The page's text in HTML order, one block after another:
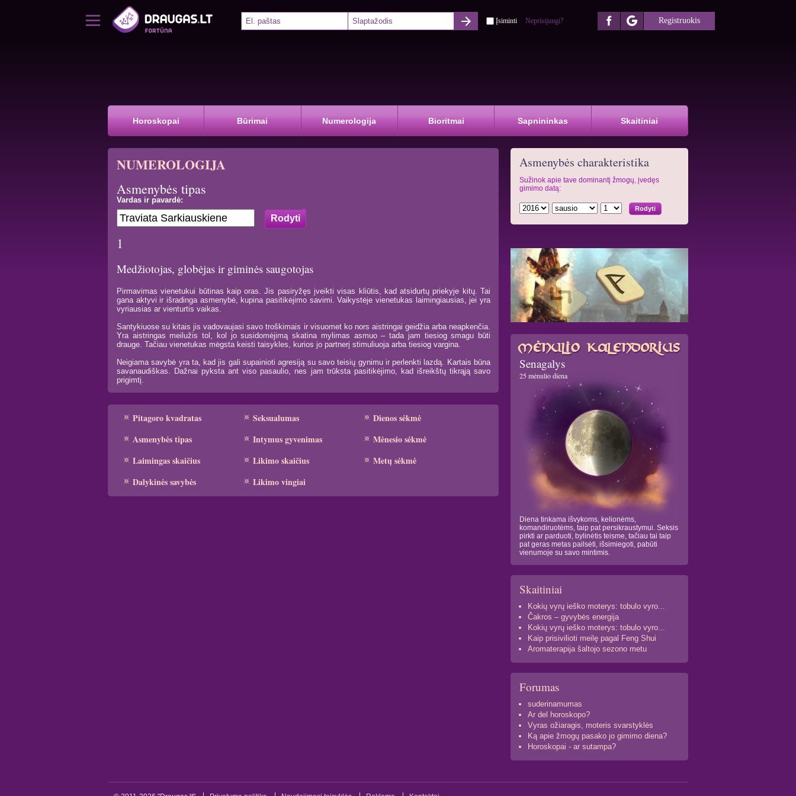
Įsiminti Neprisijungi? Registruokis
Horoskopai Būrimai Numerologija Bioritmai Sapnininkas Skaitiniai
NUMEROLOGIJA
Asmenybės tipas
Vardas ir pavardė:
1
Medžiotojas, globėjas ir giminės saugotojas
Pirmavimas vienetukui būtinas kaip oras. Jis pasiryžęs įveikti visas kliūtis, kad atsidurtų priekyje kitų. Tai
gana aktyvi ir išradinga asmenybė, kupina pasitikėjimo savimi. Vaikystėje vienetukas laimingiausias, jei yra
vyriausias ar vienturtis vaikas.
Santykiuose su kitais jis vadovaujasi savo troškimais ir visuomet ko nors aistringai geidžia arba neapkenčia.
Yra aistringas meilužis tol, kol jo susidomėjimą skatina mylimas asmuo – tada jam tiesiog smagu būti
drauge. Tačiau vienetukas mėgsta keisti taisykles, kurios jo partnerį stimuliuoja arba tiesiog vargina.
Neigiama savybė yra ta, kad jis gali supainioti agresiją su savo teisių gynimu ir perlenkti lazdą. Kartais būna
savanaudiškas. Dažnai pyksta ant viso pasaulio, nes jam trūksta pasitikėjimo, kad išreikštų tikrąją savo
prigimtį.
Pitagoro kvadratas
Asmenybės tipas
Laimingas skaičius
Dalykinės savybės
Seksualumas
Intymus gyvenimas
Likimo skaičius
Likimo vingiai
Dienos sėkmė
Mėnesio sėkmė
Metų sėkmė
Asmenybės charakteristika
Sužinok apie tave dominantį žmogų, įvedęs
gimimo datą:
Senagalys
25 mėnulio diena
Diena tinkama išvykoms, kelionėms,
komandiruotėms, taip pat persikraustymui. Seksis
pirkti ar parduoti, bylinėtis teisme, tačiau tai taip
pat geras metas pailsėti, išsimiegoti, pabūti
vienumoje su savo mintimis.
Skaitiniai
Kokių vyrų ieško moterys: tobulo vyro...
Čakros – gyvybės energija
Kokių vyrų ieško moterys: tobulo vyro...
Kaip prisivilioti meilę pagal Feng Shui
Aromaterapija šaltojo sezono metu
Forumas
suderinamumas
Ar del horoskopo?
Vyras ožiaragis, moteris svarstyklės
Ką apie žmogų pasako jo gimimo diena?
Horoskopai - ar sutampa?